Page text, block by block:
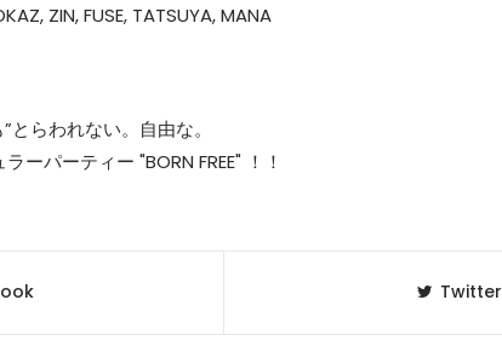
ZIN, FUSE, TATSUYA, MANA
”とらわれない。自由な。
ーパーティー "BORN FREE" ！！
Twitter